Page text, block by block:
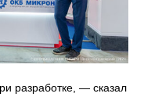
разработке, — сказал